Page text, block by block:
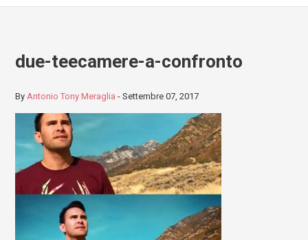
due-teecamere-a-confronto
By Antonio Tony Meraglia -Settembre 07, 2017